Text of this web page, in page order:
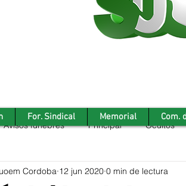
Avisos fúnebres Principal Ocultos
Cordoba 12 jun 2020 0 min de lectura
For. Sindical Memorial Com.